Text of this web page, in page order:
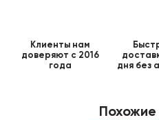
Клиенты нам
доверяют с 2016
года
дня без